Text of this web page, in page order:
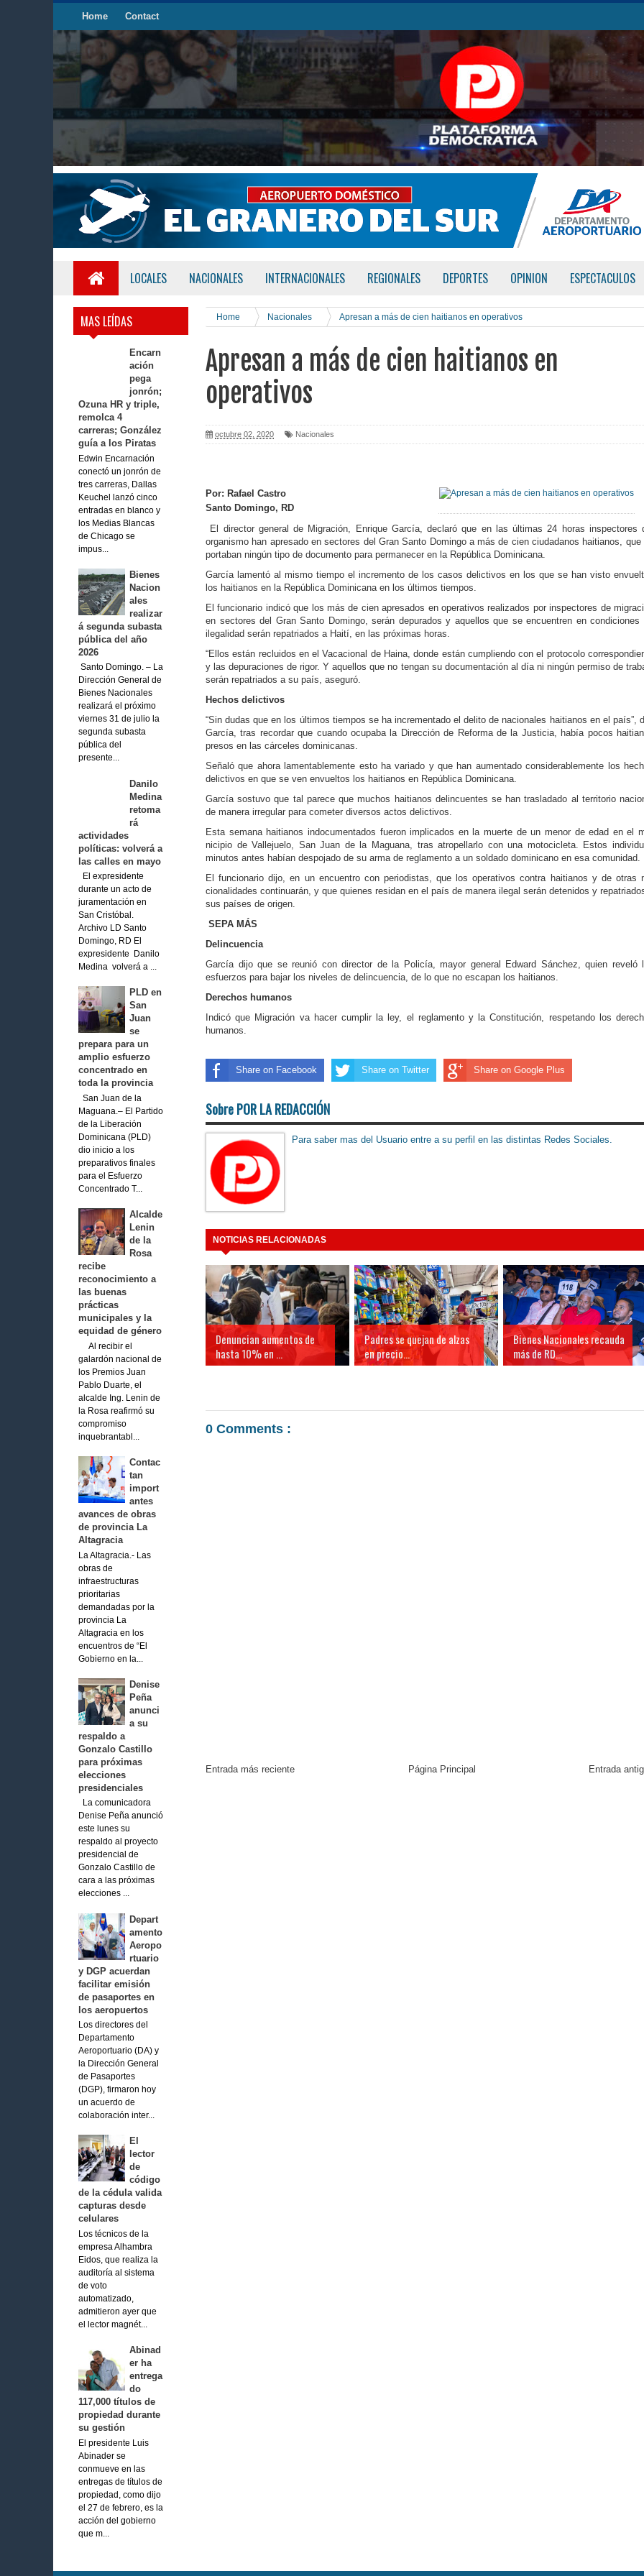
Home Contact
LOCALES NACIONALES INTERNACIONALES REGIONALES DEPORTES OPINION ESPECTACULOS
MAS LEÍDAS
Encarn
ación
pega
jonrón;
Ozuna HR y triple,
remolca 4
carreras; González
guía a los Piratas
Edwin Encarnación
conectó un jonrón de
tres carreras, Dallas
Keuchel lanzó cinco
entradas en blanco y
los Medias Blancas
de Chicago se
impus...
Bienes
Nacion
ales
realizar
á segunda subasta
pública del año
2026
Santo Domingo. – La
Dirección General de
Bienes Nacionales
realizará el próximo
viernes 31 de julio la
segunda subasta
pública del
presente...
Danilo
Medina
retoma
rá
actividades
políticas: volverá a
las calles en mayo
El expresidente
durante un acto de
juramentación en
San Cristóbal.
Archivo LD Santo
Domingo, RD El
expresidente Danilo
Medina volverá a ...
PLD en
San
Juan
se
prepara para un
amplio esfuerzo
concentrado en
toda la provincia
San Juan de la
Maguana.– El Partido
de la Liberación
Dominicana (PLD)
dio inicio a los
preparativos finales
para el Esfuerzo
Concentrado T...
Alcalde
Lenin
de la
Rosa
recibe
reconocimiento a
las buenas
prácticas
municipales y la
equidad de género
Al recibir el
galardón nacional de
los Premios Juan
Pablo Duarte, el
alcalde Ing. Lenin de
la Rosa reafirmó su
compromiso
inquebrantabl...
Contac
tan
import
antes
avances de obras
de provincia La
Altagracia
La Altagracia.- Las
obras de
infraestructuras
prioritarias
demandadas por la
provincia La
Altagracia en los
encuentros de “El
Gobierno en la...
Denise
Peña
anunci
a su
respaldo a
Gonzalo Castillo
para próximas
elecciones
presidenciales
La comunicadora
Denise Peña anunció
este lunes su
respaldo al proyecto
presidencial de
Gonzalo Castillo de
cara a las próximas
elecciones ...
Depart
amento
Aeropo
rtuario
y DGP acuerdan
facilitar emisión
de pasaportes en
los aeropuertos
Los directores del
Departamento
Aeroportuario (DA) y
la Dirección General
de Pasaportes
(DGP), firmaron hoy
un acuerdo de
colaboración inter...
El
lector
de
código
de la cédula valida
capturas desde
celulares
Los técnicos de la
empresa Alhambra
Eidos, que realiza la
auditoría al sistema
de voto
automatizado,
admitieron ayer que
el lector magnét...
Abinad
er ha
entrega
do
117,000 títulos de
propiedad durante
su gestión
El presidente Luis
Abinader se
conmueve en las
entregas de títulos de
propiedad, como dijo
el 27 de febrero, es la
acción del gobierno
que m...
Home Nacionales Apresan a más de cien haitianos en operativos
Apresan a más de cien haitianos en
operativos
octubre 02, 2020 Nacionales
Por: Rafael Castro
Santo Domingo, RD
El director general de Mi­gración, Enrique García, declaró que en las últimas 24 horas inspectores
organismo han apresado en sectores del Gran San­to Domingo a más de cien ciudadanos haitianos, que
portaban ningún tipo de documento para per­manecer en la República Dominicana.
García lamentó al mis­mo tiempo el incremen­to de los casos delictivos en los que se han visto
los haitianos en la República Dominicana en los últimos tiempos.
El funcionario indicó que los más de cien apre­sados en operativos rea­lizados por inspectores de
en sectores del Gran Santo Domingo, serán depurados y aque­llos que se encuentren en condiciones
ilegalidad serán repatriados a Haití, en las próximas horas.
“Ellos están recluidos en el Vacacional de Haina, don­de están cumpliendo con el protocolo
y las depuraciones de rigor. Y aquellos que no tengan su do­cumentación al día ni ningún permiso de
serán repa­triados a su país, aseguró.
Hechos delictivos
“Sin dudas que en los últi­mos tiempos se ha incre­mentado el delito de nacio­nales haitianos en el país”,
García, tras recordar que cuando ocupaba la Di­rección de Reforma de la Justicia, había pocos
presos en las cárceles dominicanas.
Señaló que ahora lamen­tablemente esto ha variado y que han aumentado con­siderablemente los
delictivos en que se ven en­vueltos los haitianos en Re­pública Dominicana.
García sostuvo que tal parece que muchos haitia­nos delincuentes se han trasladado al territorio
de manera irregular para cometer diversos actos delictivos.
Esta semana haitianos in­documentados fueron im­plicados en la muerte de un menor de edad en el
nicipio de Vallejuelo, San Juan de la Maguana, tras atropellarlo con una mo­tocicleta. Estos
minutos antes habían des­pojado de su arma de regla­mento a un soldado domi­nicano en esa comunidad.
El funcionario dijo, en un encuentro con periodis­tas, que los operativos con­tra haitianos y de otras
cionalidades continuarán, y que quienes residan en el país de manera ilegal serán detenidos y
sus países de origen.
SEPA MÁS
Delincuencia
García dijo que se re­unió con director de la Policía, mayor general Edward Sánchez, quien reveló
esfuerzos para bajar los niveles de de­lincuencia, de lo que no escapan los haitianos.
Derechos humanos
Indicó que Migración va hacer cumplir la ley, el reglamento y la Cons­titución, respetando los
humanos.
Share on Facebook Share on Twitter Share on Google Plus
Sobre POR LA REDACCIÓN
Para saber mas del Usuario entre a su perfil en las distintas Redes Sociales.
NOTICIAS RELACIONADAS
Denuncian aumentos de
hasta 10% en ...
Padres se quejan de alzas
en precio...
Bienes Nacionales recauda
más de RD...
0 Comments :
Entrada más reciente Entrada
Página Principal